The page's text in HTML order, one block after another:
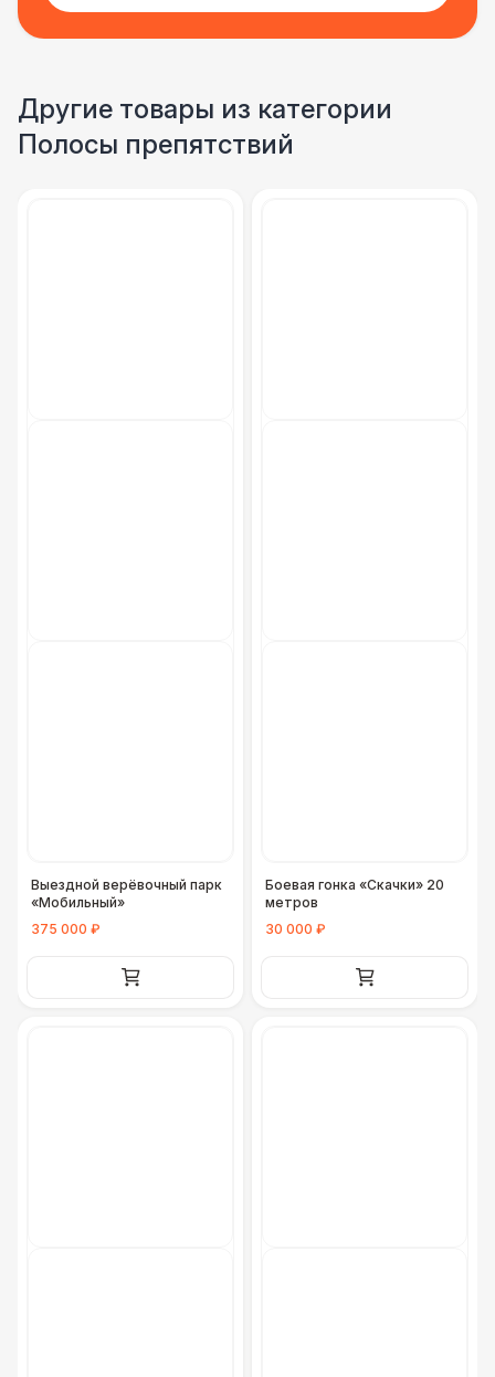
Другие товары из категории
Полосы препятствий
Выездной верёвочный парк
«Мобильный»
375 000 ₽
Боевая гонка «Скачки» 20
метров
30 000 ₽